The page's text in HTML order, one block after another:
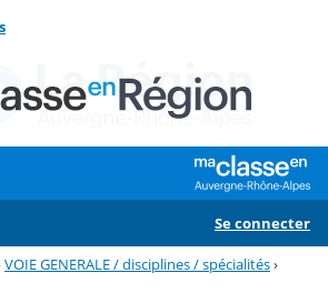
Se connecter
VOIE GENERALE / disciplines / spécialités›